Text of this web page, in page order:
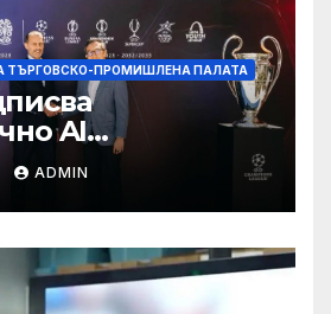
ТЪРГОВСКО-ПРОМИШЛЕНА ПАЛАТА
AI
с Alibaba
ADMIN